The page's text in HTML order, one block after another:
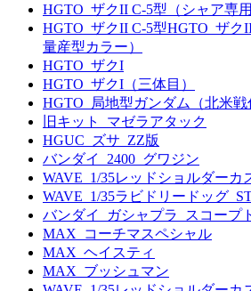
HGTO_ザクII C-5型（シャア専用
HGTO_ザクII C-5型HGTO_ザク
量産型カラー）
HGTO_ザクI
HGTO_ザクI（三体目）
HGTO_局地型ガンダム（北米戦
旧キット_マゼラアタック
HGUC_ズサ_ZZ版
バンダイ_2400_グワジン
WAVE_1/35レッドショルダーカ
WAVE_1/35ラビドリードッグ
バンダイ_ガシャプラ_スコープ
MAX_コーチマスペシャル
MAX_ヘイスティ
MAX_ブッシュマン